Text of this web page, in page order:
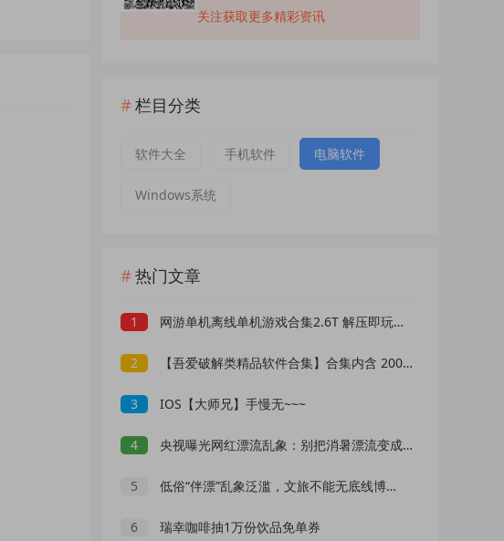
关注获取更多精彩资讯
栏目分类
软件大全 手机软件 电脑软件
Windows系统
热门文章
1 网游单机离线单机游戏合集2.6T 解压即玩 网盘下载 一键端免安装免配置
2 【吾爱破解类精品软件合集】合集内含 2000 +实用工具 【1.5GB】
3 IOS【大师兄】手慢无~~~
4 央视曝光网红漂流乱象：别把消暑漂流变成一场冒险赌命
5 低俗“伴漂”乱象泛滥，文旅不能无底线博流量
6 瑞幸咖啡抽1万份饮品免单券